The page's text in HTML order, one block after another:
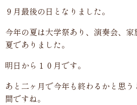
９月最後の日となりました。
今年の夏は大学祭あり、演奏会、
夏でありました。
明日から１０月です。
あと二ヶ月で今年も終わるかと思
間ですね。